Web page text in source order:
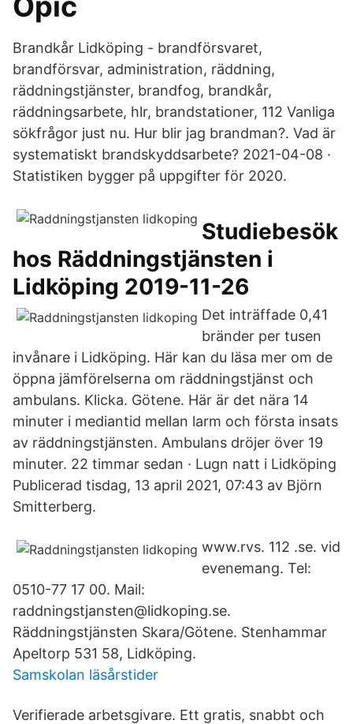
Brandkår Lidköping - brandförsvaret,
brandförsvar, administration, räddning,
räddningstjänster, brandfog, brandkår,
räddningsarbete, hlr, brandstationer, 112 Vanliga
sökfrågor just nu. Hur blir jag brandman?. Vad är
systematiskt brandskyddsarbete? 2021-04-08 ·
Statistiken bygger på uppgifter för 2020.
Studiebesök
hos Räddningstjänsten i
Lidköping 2019-11-26
Det inträffade 0,41
bränder per tusen
invånare i Lidköping. Här kan du läsa mer om de
öppna jämförelserna om räddningstjänst och
ambulans. Klicka. Götene. Här är det nära 14
minuter i mediantid mellan larm och första insats
av räddningstjänsten. Ambulans dröjer över 19
minuter. 22 timmar sedan · Lugn natt i Lidköping
Publicerad tisdag, 13 april 2021, 07:43 av Björn
Smitterberg.
www.rvs. 112 .se. vid
evenemang. Tel:
0510-77 17 00. Mail:
raddningstjansten@lidkoping.se.
Räddningstjänsten Skara/Götene. Stenhammar
Apeltorp 531 58, Lidköping.
Samskolan läsårstider
Verifierade arbetsgivare. Ett gratis, snabbt och